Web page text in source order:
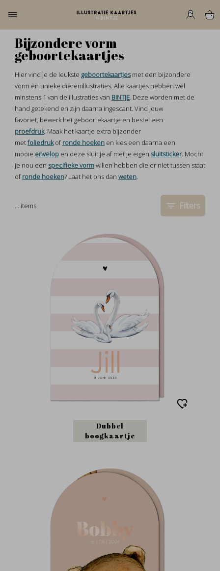
Bijzondere vorm
geboortekaartjes
Hier vind je de leukste geboortekaartjesmet een bijzondere
vorm en unieke dierenillustraties. Alle kaartjes hebben wel
minstens 1 van de illustraties van BINTJE. Deze worden met de
hand getekend en zijn daarna ingescant. Vind jouw
favoriet, bewerk het geboortekaartje en bestel een
proefdruk. Maak het kaartje extra bijzonder
metfoliedrukofronde hoeken en kies een daarna een
mooie envelop en deze sluit je af met je eigen sluitsticker. Mocht
je nou een specifieke vormwillen hebben die er niet tussen staat
ofronde hoeken? Laat het ons dan weten.
items Filters
Dubbel
boogkaartje